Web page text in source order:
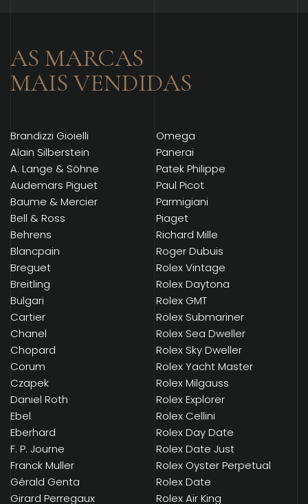
AS MARCAS
MAIS VENDIDAS
Brandizzi Gioielli
Alain Silberstein
A. Lange & Söhne
Audemars Piguet
Baume & Mercier
Bell & Ross
Behrens
Blancpain
Breguet
Breitling
Bulgari
Cartier
Chanel
Chopard
Corum
Czapek
Daniel Roth
Ebel
Eberhard
F. P. Journe
Franck Muller
Gérald Genta
Girard Perregaux
Omega
Panerai
Patek Philippe
Paul Picot
Parmigiani
Piaget
Richard Mille
Roger Dubuis
Rolex Vintage
Rolex Daytona
Rolex GMT
Rolex Submariner
Rolex Sea Dweller
Rolex Sky Dweller
Rolex Yacht Master
Rolex Milgauss
Rolex Explorer
Rolex Cellini
Rolex Day Date
Rolex Date Just
Rolex Oyster Perpetual
Rolex Date
Rolex Air King